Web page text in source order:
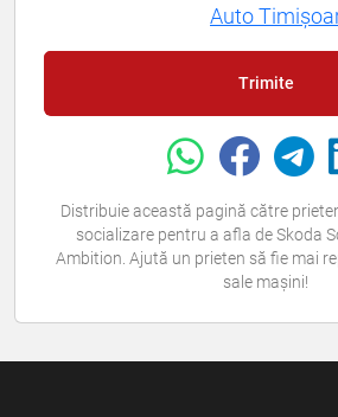
Auto
Trimite
Distribuie această pagină către
socializare pentru a afla de Skoda
Ambition. Ajută un prieten să fie mai
sale mașini!